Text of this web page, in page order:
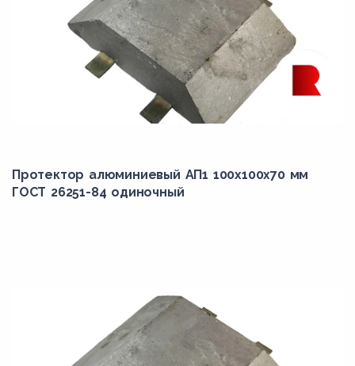
Протектор алюминиевый АП1 100х100х70 мм
ГОСТ 26251-84 одиночный